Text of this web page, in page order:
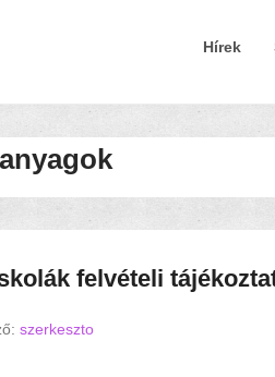
Tovább a
Hírek
felvételi
szerkeszto